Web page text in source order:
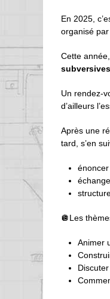
En 2025,
organisé
Cette
Un rendez-
d’ailleurs
Après une
tard, s’en
🪩Les
Animer